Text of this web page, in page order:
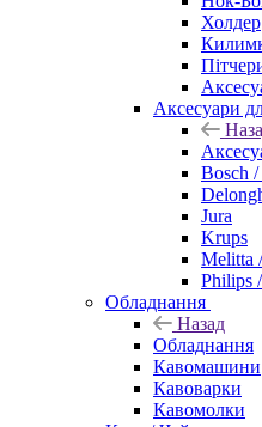
Холдер
Аксесуари
Bosch /
Jura
Krups
Melitta
Philips
Обладнання
Назад
Обладнання
Кавомашини
Кавоварки
Кавомолки